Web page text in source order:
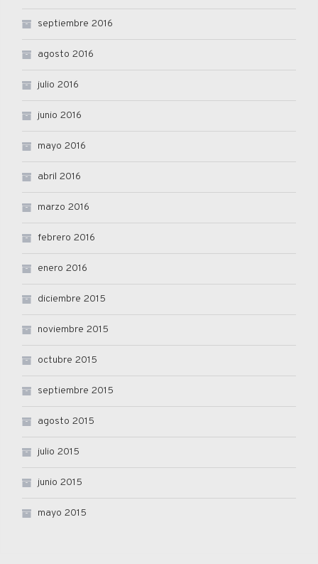
septiembre 2016
agosto 2016
julio 2016
junio 2016
mayo 2016
abril 2016
marzo 2016
febrero 2016
enero 2016
diciembre 2015
noviembre 2015
octubre 2015
septiembre 2015
agosto 2015
julio 2015
junio 2015
mayo 2015